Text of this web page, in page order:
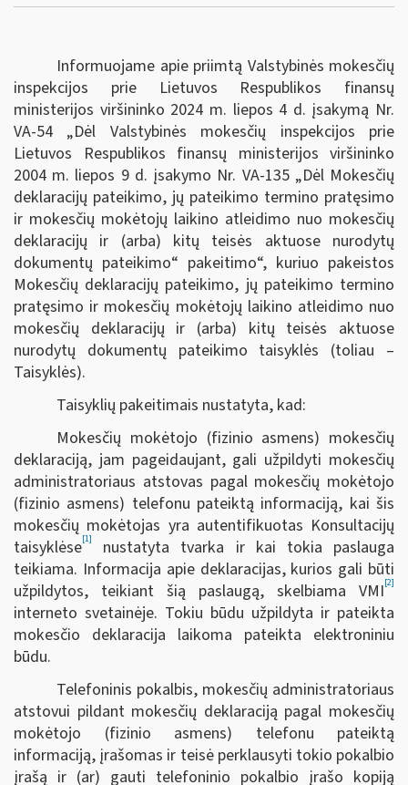
Informuojame apie priimtą Valstybinės mokesčių
inspekcijos prie Lietuvos Respublikos finansų
ministerijos viršininko 2024 m. liepos 4 d. įsakymą Nr.
VA-54 „Dėl Valstybinės mokesčių inspekcijos prie
Lietuvos Respublikos finansų ministerijos viršininko
2004 m. liepos 9 d. įsakymo Nr. VA-135 „Dėl Mokesčių
deklaracijų pateikimo, jų pateikimo termino pratęsimo
ir mokesčių mokėtojų laikino atleidimo nuo mokesčių
deklaracijų ir (arba) kitų teisės aktuose nurodytų
dokumentų pateikimo“ pakeitimo“, kuriuo pakeistos
Mokesčių deklaracijų pateikimo, jų pateikimo termino
pratęsimo ir mokesčių mokėtojų laikino atleidimo nuo
mokesčių deklaracijų ir (arba) kitų teisės aktuose
nurodytų dokumentų pateikimo taisyklės (toliau –
Taisyklės).
Taisyklių pakeitimais nustatyta, kad:
Mokesčių mokėtojo (fizinio asmens) mokesčių
deklaraciją, jam pageidaujant, gali užpildyti mokesčių
administratoriaus atstovas pagal mokesčių mokėtojo
(fizinio asmens) telefonu pateiktą informaciją, kai šis
mokesčių mokėtojas yra autentifikuotas Konsultacijų
taisyklėse[1]
nustatyta tvarka ir kai tokia paslauga
teikiama. Informacija apie deklaracijas, kurios gali būti
užpildytos, teikiant šią paslaugą, skelbiama VMI[2]
interneto svetainėje. Tokiu būdu užpildyta ir pateikta
mokesčio deklaracija laikoma pateikta elektroniniu
būdu.
Telefoninis pokalbis, mokesčių administratoriaus
atstovui pildant mokesčių deklaraciją pagal mokesčių
mokėtojo (fizinio asmens) telefonu pateiktą
informaciją, įrašomas ir teisė perklausyti tokio pokalbio
įrašą ir (ar) gauti telefoninio pokalbio įrašo kopiją